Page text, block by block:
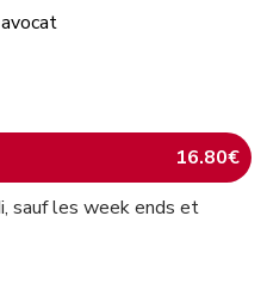
16.80€
sauf les week ends et